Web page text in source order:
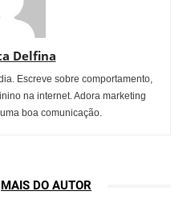
Delfina
Escreve sobre comportamento,
na internet. Adora marketing
boa comunicação.
MAIS DO AUTOR